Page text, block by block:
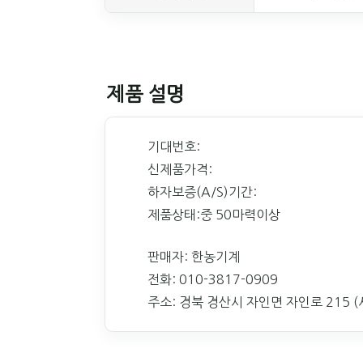
제품 설명
기대번호:
신제품가격:
하자보증(A/S)기간:
제품상태:중 50마력이상
판매자: 한농기계
전화: 010-3817-0909
주소: 경북 경산시 자인면 자인로 215